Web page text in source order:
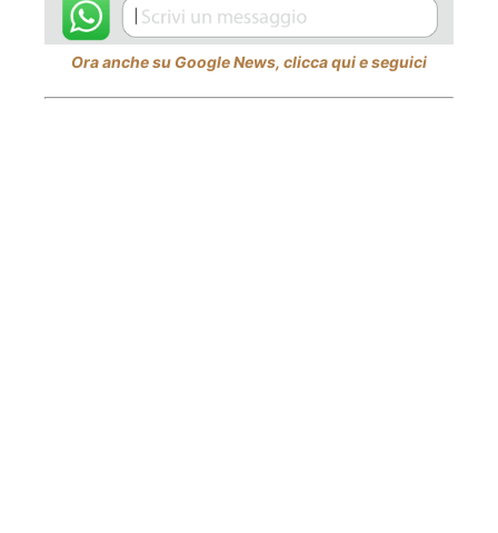
Ora anche su Google News, clicca qui e seguici